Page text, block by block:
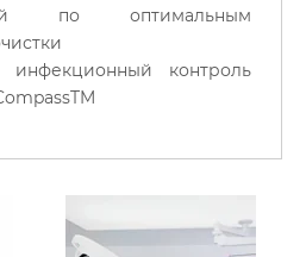
по оптимальным
инфекционный контроль